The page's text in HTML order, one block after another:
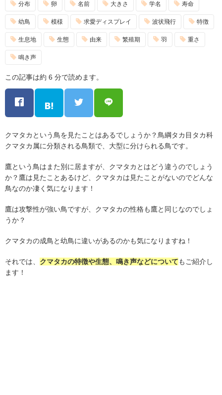
分布 卵 名前 大きさ 学名 寿命
幼鳥 模様 求愛ディスプレイ 波状飛行 特徴
生息地 生態 由来 繁殖期 羽 重さ
鳴き声
この記事は約 6 分で読めます。
クマタカという鳥を見たことはあるでしょうか？鳥綱タカ目タカ科
クマタカ属に分類される鳥類で、大型に分けられる鳥です。
鷹という鳥はまた別に居ますが、クマタカとはどう違うのでしょう
か？鷹は見たことあるけど、クマタカは見たことがないのでどんな
鳥なのか凄く気になります！
鷹は攻撃性が強い鳥ですが、クマタカの性格も鷹と同じなのでしょ
うか？
クマタカの成鳥と幼鳥に違いがあるのかも気になりますね！
それでは、 クマタカの特徴や生態、鳴き声などについてもご紹介し
ます！